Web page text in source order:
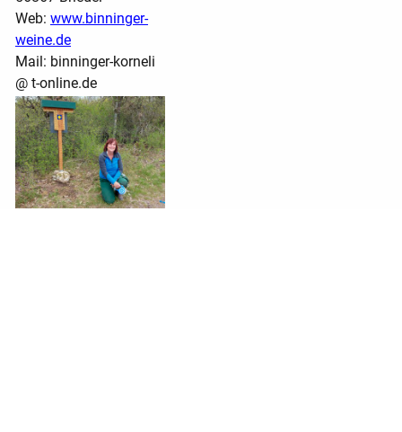
Web: www.binninger-
weine.de
Mail: binninger-korneli
@ t-online.de